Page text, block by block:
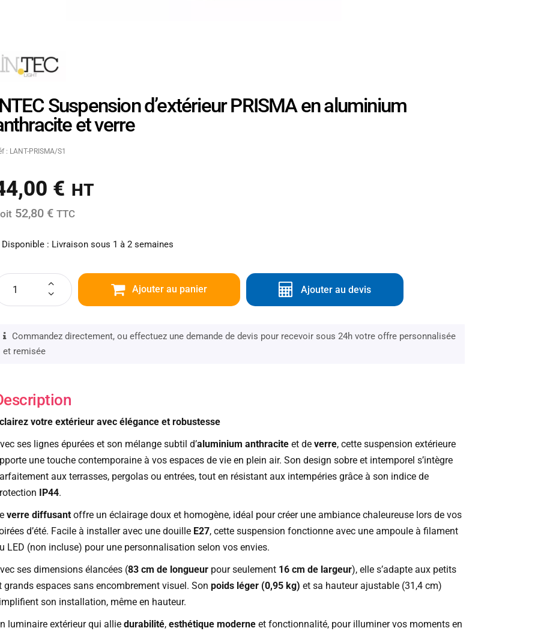
Suspension d’extérieur PRISMA en aluminium
et verre
: LANT-PRISMA/S1
€ HT
52,80 € TTC
: Livraison sous 1 à 2 semaines
Ajouter au panier Ajouter au devis
Commandez directement, ou effectuez une demande de devis pour recevoir sous 24h votre offre personnalisée
et remisée
votre extérieur avec élégance et robustesse
ses lignes épurées et son mélange subtil d’aluminium anthraciteet de verre, cette suspension extérieure
une touche contemporaine à vos espaces de vie en plein air. Son design sobre et intemporel s’intègre
aux terrasses, pergolas ou entrées, tout en résistant aux intempéries grâce à son indice de
IP44.
verre diffusantoffre un éclairage doux et homogène, idéal pour créer une ambiance chaleureuse lors de vos
d’été. Facile à installer avec une douille E27, cette suspension fonctionne avec une ampoule à filament
LED (non incluse) pour une personnalisation selon vos envies.
ses dimensions élancées (83 cm de longueurpour seulement 16 cm de largeur), elle s’adapte aux petits
grands espaces sans encombrement visuel. Son poids léger (0,95 kg) et sa hauteur ajustable (31,4 cm)
son installation, même en hauteur.
luminaire extérieur qui allie durabilité, esthétique moderneet fonctionnalité, pour illuminer vos moments en